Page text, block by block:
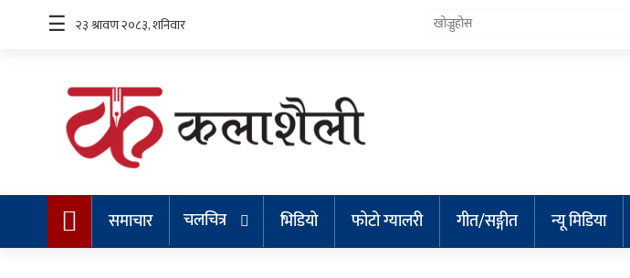
समाचार
चलचित्र
भिडियो
☰
समाचार चलचित्र भिडियो फोटो ग्यालरी गीत/सङ्गीत न्यू मिडिया